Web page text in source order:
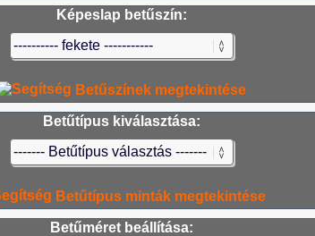
Képeslap betűszín:
Betűszínek megtekintése
Betűtípus kiválasztása:
Betűtípus minták megtekintése
Betűméret beállítása: